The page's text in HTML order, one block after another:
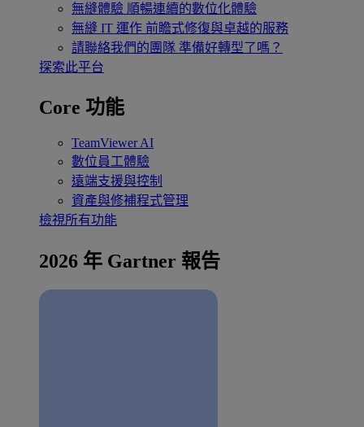
無縫體驗 順暢連續的數位化體驗
無縫 IT 運作 前瞻式修復與卓越的服務
請聯絡我們的團隊 準備好轉型了嗎？
探索此平台
Core 功能
TeamViewer AI
數位員工體驗
遠端支援與控制
資產與修補程式管理
檢視所有功能
2026 年 Gartner 報告